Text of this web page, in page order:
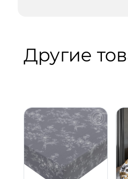
Другие